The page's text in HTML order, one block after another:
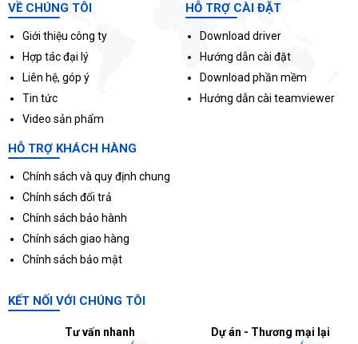
VỀ CHÚNG TÔI
Giới thiệu công ty
Hợp tác đại lý
Liên hệ, góp ý
Tin tức
Video sản phẩm
HỖ TRỢ CÀI ĐẶT
Download driver
Hướng dẫn cài đặt
Download phần mềm
Hướng dẫn cài teamviewer
HỖ TRỢ KHÁCH HÀNG
Chính sách và quy định chung
Chính sách đổi trả
Chính sách bảo hành
Chính sách giao hàng
Chính sách bảo mật
KẾT NỐI VỚI CHÚNG TÔI
Tư vấn nhanh
Dự án - Thương mại lại